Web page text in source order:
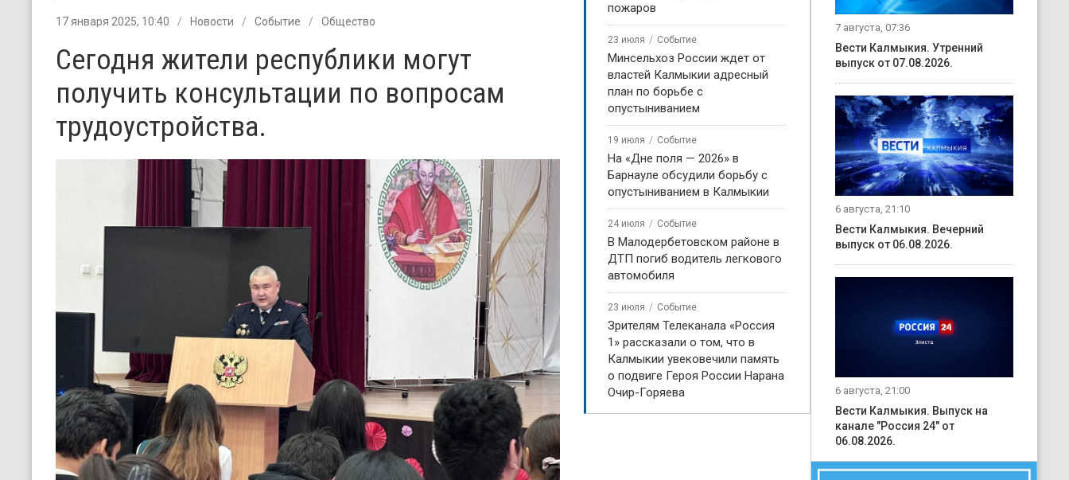
17 января 2025, 10:40 Новости Событие Общество
Сегодня жители республики могут
получить консультации по вопросам
трудоустройства.
пожаров
23 июля Событие
Минсельхоз России ждет от
властей Калмыкии адресный
план по борьбе с
опустыниванием
19 июля Событие
На «Дне поля — 2026» в
Барнауле обсудили борьбу с
опустыниванием в Калмыкии
24 июля Событие
В Малодербетовском районе в
ДТП погиб водитель легкового
автомобиля
23 июля Событие
Зрителям Телеканала «Россия
1» рассказали о том, что в
Калмыкии увековечили память
о подвиге Героя России Нарана
Очир-Горяева
7 августа, 07:36
Вести Калмыкия. Утренний
выпуск от 07.08.2026.
6 августа, 21:10
Вести Калмыкия. Вечерний
выпуск от 06.08.2026.
6 августа, 21:00
Вести Калмыкия. Выпуск на
канале "Россия 24" от
06.08.2026.